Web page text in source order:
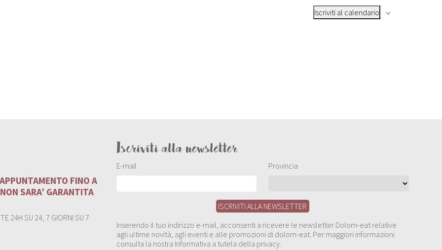
Iscriviti al calendario
FINO A
SARA’ GARANTITA
24H SU 24, 7 GIORNI SU 7
Iscriviti alla newsletter
E-mail Provincia
Inserendo il tuo indirizzo e-mail, acconsenti a ricevere le newsletter Dolom-eat relative
agli ultime novità, agli eventi e alle promozioni di dolom-eat. Per maggiori informazioni
consulta la nostra Informativa a tutela della privacy.